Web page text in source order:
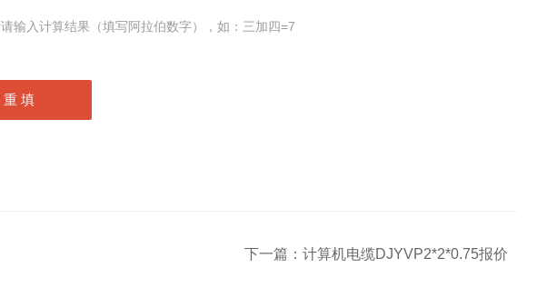
请输入计算结果（填写阿拉伯数字），如：三加四=7
下一篇： 计算机电缆DJYVP2*2*0.75报价